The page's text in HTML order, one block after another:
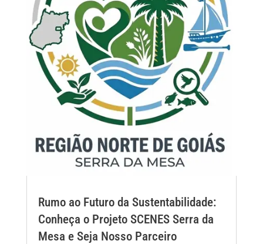
Rumo ao Futuro da Sustentabilidade:
Conheça o Projeto SCENES Serra da
Mesa e Seja Nosso Parceiro